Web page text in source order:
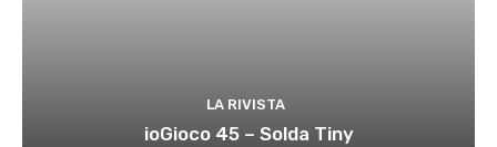
LA RIVISTA
ioGioco 45 – Solda Tiny